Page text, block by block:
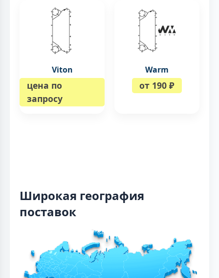
Viton
цена по
запросу
Warm
от 190 ₽
Широкая география
поставок